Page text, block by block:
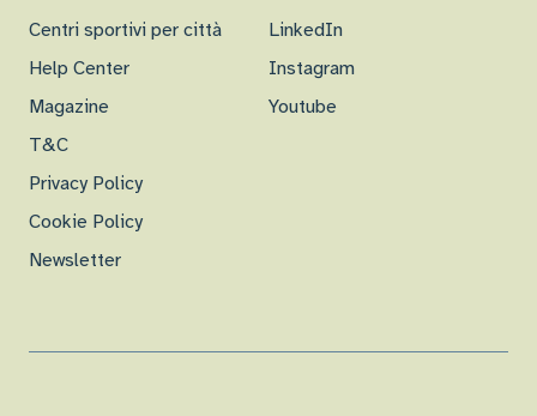
Centri sportivi per città
Help Center
Magazine
T&C
Privacy Policy
Cookie Policy
Newsletter
LinkedIn
Instagram
Youtube